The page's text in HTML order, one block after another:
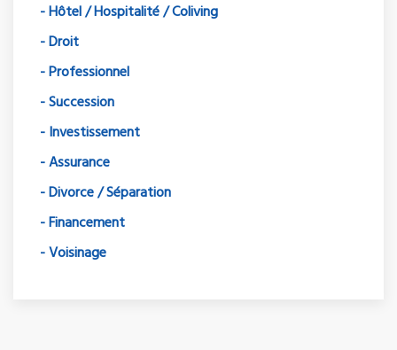
- Hôtel / Hospitalité / Coliving
- Droit
- Professionnel
- Succession
- Investissement
- Assurance
- Divorce / Séparation
- Financement
- Voisinage